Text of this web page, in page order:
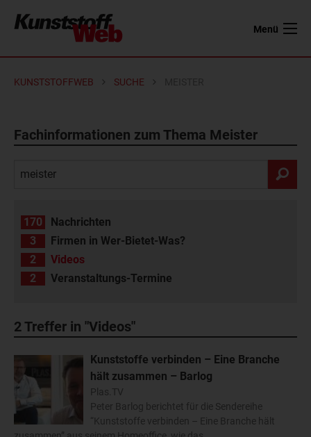
Menü
KUNSTSTOFFWEB SUCHE
Fachinformationen zum Thema Meister
170
Nachrichten
3
Firmen in Wer-Bietet-Was?
2
Videos
2
Veranstaltungs-Termine
2Treffer in "Videos"
Kunststoffe verbinden – Eine Branche
hält zusammen – Barlog
Plas.TV
Peter Barlog berichtet für die Sendereihe
“Kunststoffe verbinden – Eine Branche hält